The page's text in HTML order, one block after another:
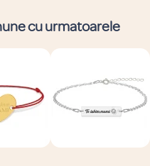
cu urmatoarele